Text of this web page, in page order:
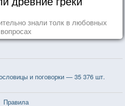
знали толк в любовных
вопросах
и поговорки — 35 376 шт.
Правила